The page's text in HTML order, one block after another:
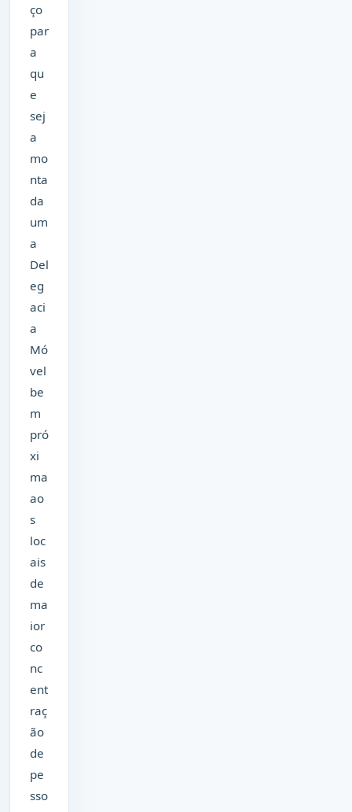
ço
par
a
qu
e
sej
a
mo
nta
da
um
a
Del
eg
aci
a
Mó
vel
be
m
pró
xi
ma
ao
s
loc
ais
de
ma
ior
co
nc
ent
raç
ão
de
pe
sso